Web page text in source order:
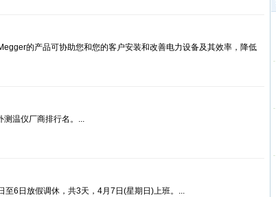
的产品可协助您和您的客户安装和改善电力设备及其效率，降低
测温仪厂商排行名。...
6日放假调休，共3天，4月7日(星期日)上班。...